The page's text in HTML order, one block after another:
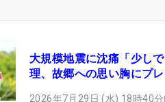
大規模地震に沈痛「少し
理、故郷への思い胸にプ
2026年7月29日 (水) 18時40分